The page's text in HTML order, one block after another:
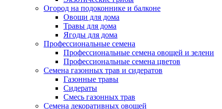
Огород на подоконнике и балконе
Овощи для дома
Травы для дома
Ягоды для дома
Профессиональные семена
Профессиональные семена овощей и зелени
Профессиональные семена цветов
Семена газонных трав и сидератов
Газонные травы
Сидераты
Смесь газонных трав
Семена декоративных овощей